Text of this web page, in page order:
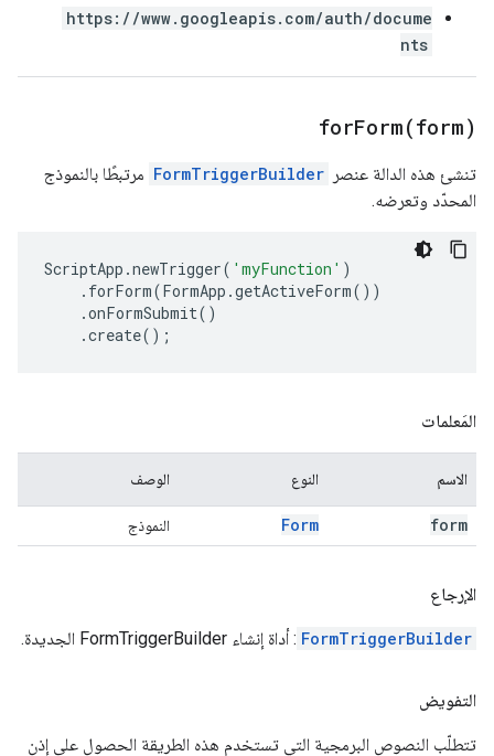
https://www.googleapis.com/auth/docume
nts
forForm(form)
تنشئ هذه الدالة عنصر FormTriggerBuilder مرتبطًا بالنموذج
المحدّد وتعرضه.
ScriptApp .newTrigger( 'myFunction' )
. forForm(FormApp .getActiveForm())
.onFormSubmit()
.create();
المَعلمات
الاسم النوع الوصف
form
Form النموذج
الإرجاع
FormTriggerBuilder : أداة إنشاء FormTriggerBuilder الجديدة.
التفويض
تتطلّب النصوص البرمجية التي تستخدم هذه الطريقة الحصول على إذن